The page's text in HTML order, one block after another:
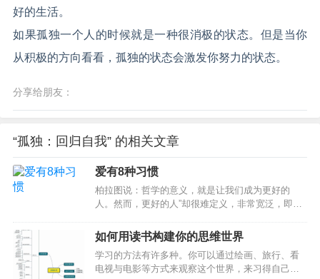
好的生活。
如果孤独一个人的时候就是一种很消极的状态。但是当你
从积极的方向看看，孤独的状态会激发你努力的状态。
分享给朋友：
“孤独：回归自我” 的相关文章
爱有8种习惯
柏拉图说：哲学的意义，就是让我们成为更好的
人。然而，更好的人”却很难定义，非常宽泛，即使
中，我们可能需要一个更加便于操作的、跟我们生
活接近的定义。《爱有8种习惯》告诉我们，只要你
愿意爱与被爱，养成这八种习惯，你就会是一个有
爱的人，成为一个更好的人作者其人本书的作者艾
如何用读书构建你的思维世界
学习的方法有许多种。你可以通过绘画、旅行、看
电视与电影等方式来观察这个世界，来习得自己想